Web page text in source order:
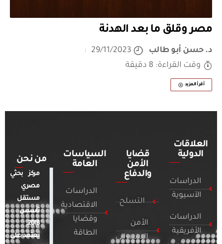
مصر وقلق ما بعد الهدنة
د. حسن أبو طالب
29/11/2023
وقت القراءة: 8 دقيقة
أقرأ المزيد
العلاقات
الدولية
الدراسات
الآسيوية
الدراسات
الأفريقية
قضايا
الأمن
والدفاع
التسلح
الأمن
السيبراني
السياسات
العامة
الدراسات
الاقتصادية
وقضايا
الطاقة
من نحن
مركز بحثي
مصري
مستقل
تأسس
2018.
يعتمد على